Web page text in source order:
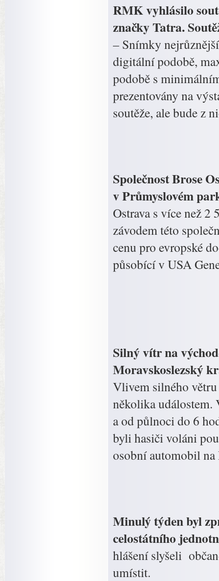
RMK vyhlásilo
značky Tatra.
– Snímky
digitální podobě,
podobě s
prezentovány na
soutěže, ale bude z
Společnost Brose
v Průmyslovém
Ostrava s více než 2
závodem této
cenu pro evropské
působící v USA
Silný vítr na
Moravskoslezský
Vlivem silného
několika událostem.
a od půlnoci do 6
byli hasiči voláni
osobní automobil
Minulý týden byl
celostátního
hlášení slyšeli
umístit.